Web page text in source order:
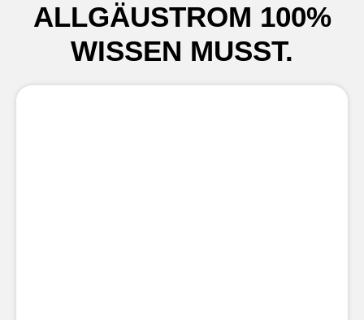
ALLGÄUSTROM 100%
WISSEN MUSST.